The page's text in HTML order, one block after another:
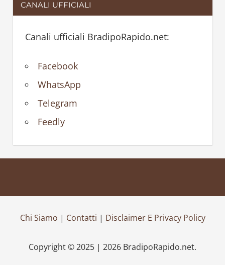
CANALI UFFICIALI
Canali ufficiali BradipoRapido.net:
Facebook
WhatsApp
Telegram
Feedly
Chi Siamo | Contatti | Disclaimer E Privacy Policy
Copyright © 2025 | 2026 BradipoRapido.net.